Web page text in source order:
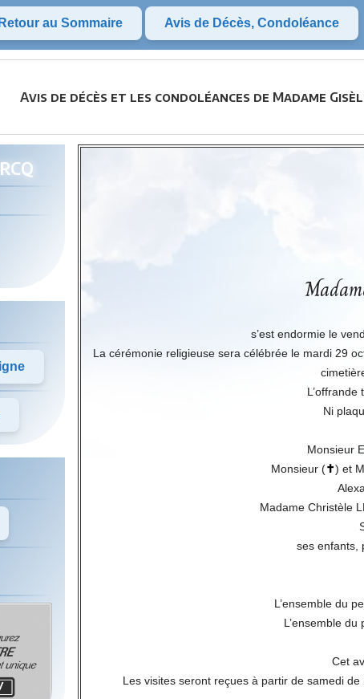
Retour au Sommaire Avis de Décès, Condoléance
Avis de décès et les condoléances de Madame Gisèle
s’est endormie le
La cérémonie religieuse sera célébrée le mardi 29
Ni
Monsieur
Monsieur (✝) et
Madame Christèle
ses enfants,
L’ensemble du
L’ensemble
Cet
Les visites seront reçues à partir de samedi